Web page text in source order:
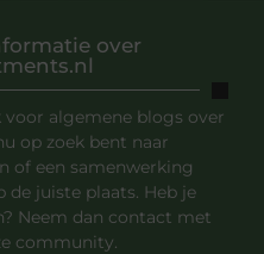
over
voor algemene blogs over
op zoek bent naar
of een samenwerking
juiste plaats. Heb je
Neem dan contact met
community.